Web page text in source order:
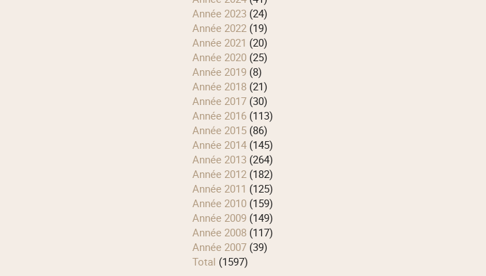
année 2023(24)
année 2022(19)
année 2021 (20)
année 2020(25)
année 2019(8)
année 2018(21)
année 2017(30)
année 2016(113)
année 2015(86)
année 2014(145)
année 2013(264)
année 2012(182)
année 2011 (125)
année 2010(159)
année 2009(149)
année 2008(117)
année 2007(39)
total (1597)